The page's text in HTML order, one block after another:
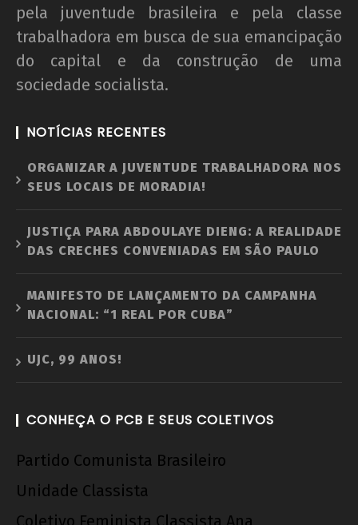
pela juventude brasileira e pela classe
trabalhadora em busca de sua emancipação
do capital e da construção de uma
sociedade socialista.
NOTÍCIAS RECENTES
ORGANIZAR A JUVENTUDE TRABALHADORA NOS
SEUS LOCAIS DE MORADIA!
JUSTIÇA PARA ABDOULAYE DIENG: A REALIDADE
DAS CRECHES CONVENIADAS EM SÃO PAULO
MANIFESTO DE LANÇAMENTO DA CAMPANHA
NACIONAL: “1 REAL POR CUBA”
UJC, 99 ANOS!
CONHEÇA O PCB E SEUS COLETIVOS
Partido Comunista Brasileiro
Unidade Classista